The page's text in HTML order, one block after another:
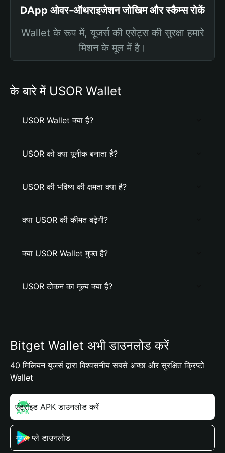
DApp ओवर-ऑथराइजेशन जोखिम और स्कैम्स रोकें
Wallet के रूप में, यूजर्स की एसेट्स की सुरक्षा हमारे
मिशन के मूल में है।
के बारे में USOR Wallet
USOR Wallet क्या है?
USOR को क्या यूनीक बनाता है?
USOR की भविष्य की क्षमता क्या है?
क्या USOR की कीमत बढ़ेगी?
क्या USOR Wallet मुफ्त है?
USOR टोकन का मूल्य क्या है?
Bitget Wallet अभी डाउनलोड करें
40 मिलियन यूजर्स द्वारा विश्वसनीय सबसे अच्छा और सुरक्षित क्रिप्टो
Wallet
एंड्रॉइड APK डाउनलोड करें
गूगल प्ले डाउनलोड